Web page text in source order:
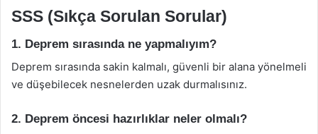
SSS (Sıkça Sorulan Sorular)
1. Deprem sırasında ne yapmalıyım?
Deprem sırasında sakin kalmalı, güvenli bir alana yönelmeli
ve düşebilecek nesnelerden uzak durmalısınız.
2. Deprem öncesi hazırlıklar neler olmalı?